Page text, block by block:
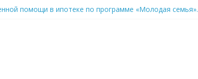
помощи в ипотеке по программе «Молодая семья».
ипотеки от Райффайзенбанк.
погашения в Райффайзенбанке. Отзывы клиентов.